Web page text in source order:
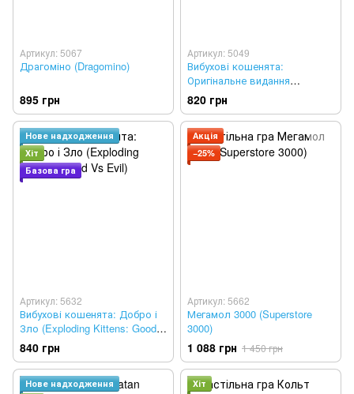
Артикул: 5067
Драгоміно (Dragomino)
895 грн
Артикул: 5049
Вибухові кошенята:
Оригінальне видання
(Exploding Kittens: Original
Edition)
820 грн
Нове надходження
Хіт
Базова гра
Артикул: 5632
Вибухові кошенята: Добро і
Зло (Exploding Kittens: Good
Vs Evil)
840 грн
Акція
−25%
Артикул: 5662
Мегамол 3000 (Superstore
3000)
1 088 грн 1 450 грн
Нове надходження
Хіт